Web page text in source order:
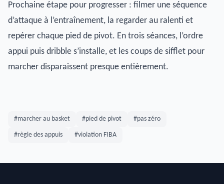
Prochaine étape pour progresser : filmer une séquence
d’attaque à l’entraînement, la regarder au ralenti et
repérer chaque pied de pivot. En trois séances, l’ordre
appui puis dribble s’installe, et les coups de sifflet pour
marcher disparaissent presque entièrement.
#marcher au basket #pied de pivot #pas zéro
#règle des appuis #violation FIBA